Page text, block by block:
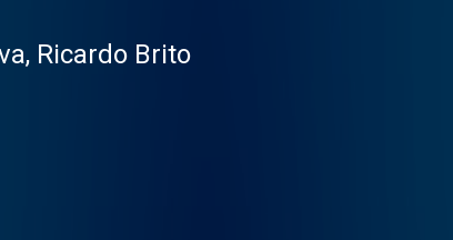
Ricardo Brito